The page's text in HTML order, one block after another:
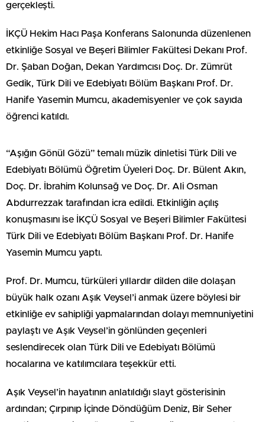
gerçekleşti.
İKÇÜ Hekim Hacı Paşa Konferans Salonunda düzenlenen
etkinliğe Sosyal ve Beşeri Bilimler Fakültesi Dekanı Prof.
Dr. Şaban Doğan, Dekan Yardımcısı Doç. Dr. Zümrüt
Gedik, Türk Dili ve Edebiyatı Bölüm Başkanı Prof. Dr.
Hanife Yasemin Mumcu, akademisyenler ve çok sayıda
öğrenci katıldı.
“Aşığın Gönül Gözü” temalı müzik dinletisi Türk Dili ve
Edebiyatı Bölümü Öğretim Üyeleri Doç. Dr. Bülent Akın,
Doç. Dr. İbrahim Kolunsağ ve Doç. Dr. Ali Osman
Abdurrezzak tarafından icra edildi. Etkinliğin açılış
konuşmasını ise İKÇÜ Sosyal ve Beşeri Bilimler Fakültesi
Türk Dili ve Edebiyatı Bölüm Başkanı Prof. Dr. Hanife
Yasemin Mumcu yaptı.
Prof. Dr. Mumcu, türküleri yıllardır dilden dile dolaşan
büyük halk ozanı Aşık Veysel’i anmak üzere böylesi bir
etkinliğe ev sahipliği yapmalarından dolayı memnuniyetini
paylaştı ve Aşık Veysel’in gönlünden geçenleri
seslendirecek olan Türk Dili ve Edebiyatı Bölümü
hocalarına ve katılımcılara teşekkür etti.
Aşık Veysel’in hayatının anlatıldığı slayt gösterisinin
ardından; Çırpınıp İçinde Döndüğüm Deniz, Bir Seher